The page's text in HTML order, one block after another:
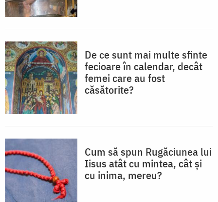
De ce sunt mai multe sfinte
fecioare în calendar, decât
femei care au fost
căsătorite?
Cum să spun Rugăciunea lui
Iisus atât cu mintea, cât și
cu inima, mereu?